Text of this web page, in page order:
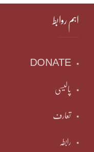
اہم روابط
DONATE
پالیسی
تعارف
رابطہ